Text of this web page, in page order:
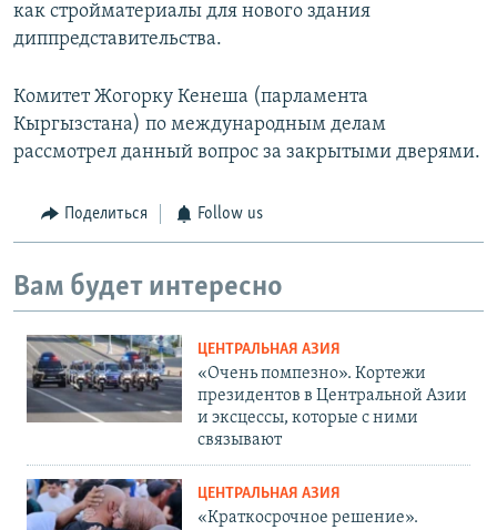
как стройматериалы для нового здания
диппредставительства.
Комитет Жогорку Кенеша (парламента
Кыргызстана) по международным делам
рассмотрел данный вопрос за закрытыми дверями.
Поделиться Follow us
Вам будет интересно
ЦЕНТРАЛЬНАЯ АЗИЯ
«Очень помпезно». Кортежи
президентов в Центральной Азии
и эксцессы, которые с ними
связывают
ЦЕНТРАЛЬНАЯ АЗИЯ
«Краткосрочное решение».